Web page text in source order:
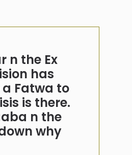
n the Ex
has
Fatwa to
is there.
n the
why